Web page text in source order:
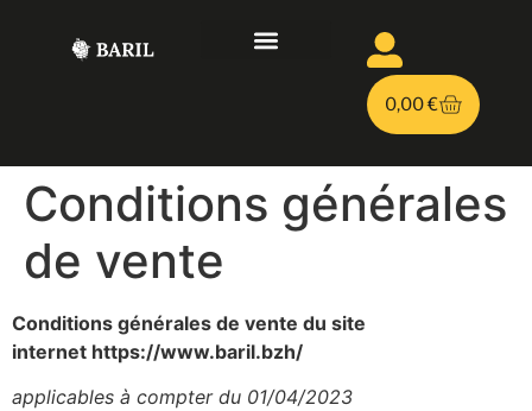
0,00€
Conditions générales
de vente
Conditions générales de vente du site
internet https://www.baril.bzh/
applicables à compter du 01/04/2023